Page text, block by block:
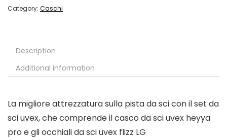
Category: Caschi
Description
Additional information
La migliore attrezzatura sulla pista da sci con il set da
sci uvex, che comprende il casco da sci uvex heyya
pro e gli occhiali da sci uvex flizz LG